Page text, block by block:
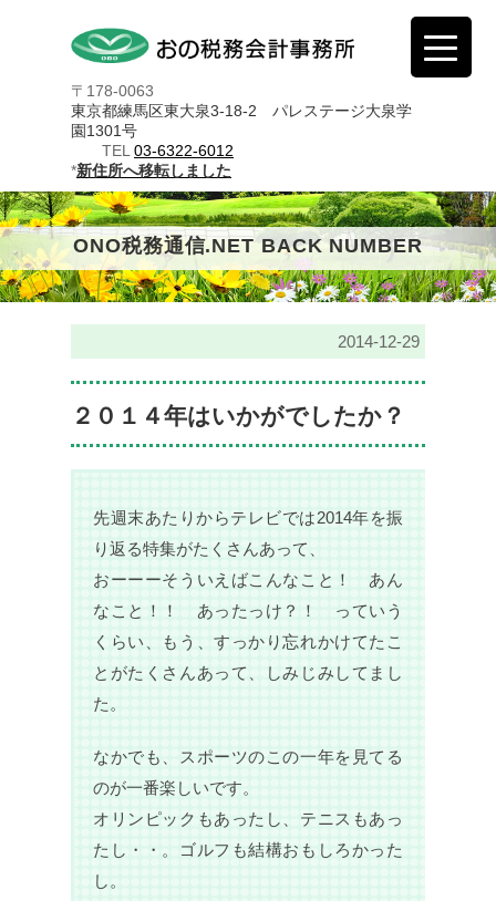
〒178-0063
東京都練馬区東大泉3-18-2 パレステージ大泉学
園1301号
TEL 03-6322-6012
*新住所へ移転しました
ONO税務通信.NET BACK NUMBER
2014-12-29
２０１４年はいかがでしたか？
先週末あたりからテレビでは2014年を振
り返る特集がたくさんあって、
おーーーそういえばこんなこと！ あん
なこと！！ あったっけ？！ っていう
くらい、もう、すっかり忘れかけてたこ
とがたくさんあって、しみじみしてまし
た。
なかでも、スポーツのこの一年を見てる
のが一番楽しいです。
オリンピックもあったし、テニスもあっ
たし・・。ゴルフも結構おもしろかった
し。